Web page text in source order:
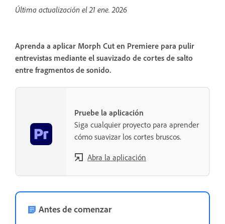
Última actualización el21 ene. 2026
Aprenda a aplicar Morph Cut en Premiere para pulir
entrevistas mediante el suavizado de cortes de salto
entre fragmentos de sonido.
Pruebe la aplicación
Siga cualquier proyecto para aprender
cómo suavizar los cortes bruscos.
Abra la aplicación
Antes de comenzar